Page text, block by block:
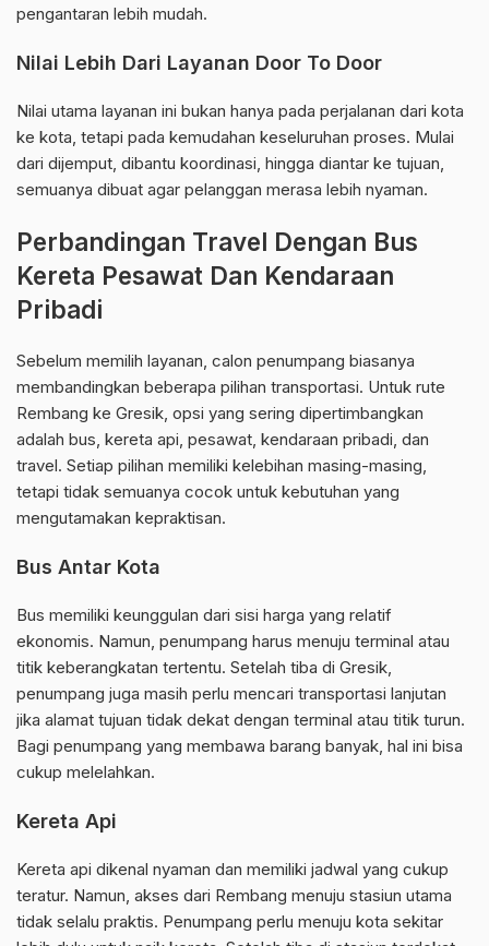
pengantaran lebih mudah.
Nilai Lebih Dari Layanan Door To Door
Nilai utama layanan ini bukan hanya pada perjalanan dari kota
ke kota, tetapi pada kemudahan keseluruhan proses. Mulai
dari dijemput, dibantu koordinasi, hingga diantar ke tujuan,
semuanya dibuat agar pelanggan merasa lebih nyaman.
Perbandingan Travel Dengan Bus
Kereta Pesawat Dan Kendaraan
Pribadi
Sebelum memilih layanan, calon penumpang biasanya
membandingkan beberapa pilihan transportasi. Untuk rute
Rembang ke Gresik, opsi yang sering dipertimbangkan
adalah bus, kereta api, pesawat, kendaraan pribadi, dan
travel. Setiap pilihan memiliki kelebihan masing-masing,
tetapi tidak semuanya cocok untuk kebutuhan yang
mengutamakan kepraktisan.
Bus Antar Kota
Bus memiliki keunggulan dari sisi harga yang relatif
ekonomis. Namun, penumpang harus menuju terminal atau
titik keberangkatan tertentu. Setelah tiba di Gresik,
penumpang juga masih perlu mencari transportasi lanjutan
jika alamat tujuan tidak dekat dengan terminal atau titik turun.
Bagi penumpang yang membawa barang banyak, hal ini bisa
cukup melelahkan.
Kereta Api
Kereta api dikenal nyaman dan memiliki jadwal yang cukup
teratur. Namun, akses dari Rembang menuju stasiun utama
tidak selalu praktis. Penumpang perlu menuju kota sekitar